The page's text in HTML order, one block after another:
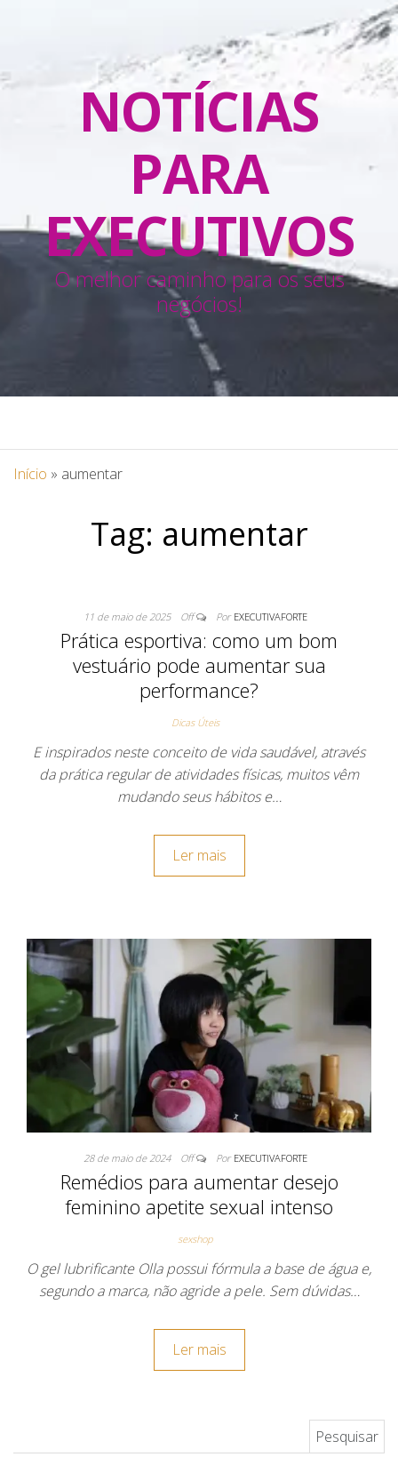
NOTÍCIAS
PARA
EXECUTIVOS
O melhor caminho para os seus
negócios!
Início » aumentar
Tag: aumentar
11 de maio de 2025 Off Por EXECUTIVAFORTE
Prática esportiva: como um bom
vestuário pode aumentar sua
performance?
Dicas Úteis
E inspirados neste conceito de vida saudável, através
da prática regular de atividades físicas, muitos vêm
mudando seus hábitos e…
Ler mais
28 de maio de 2024 Off Por EXECUTIVAFORTE
Remédios para aumentar desejo
feminino apetite sexual intenso
sexshop
O gel lubrificante Olla possui fórmula a base de água e,
segundo a marca, não agride a pele. Sem dúvidas…
Ler mais